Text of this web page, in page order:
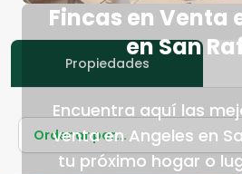
Fincas en Venta
en San
Encuentra aquí las
venta en Angeles en
tu próximo hogar o
Propiedades
Ordenar por...